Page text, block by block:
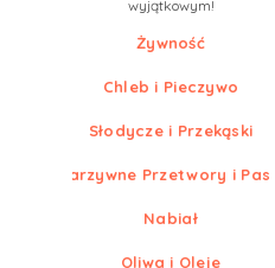
wyjątkowym!
Żywność
Chleb i Pieczywo
Słodycze i Przekąski
Warzywne Przetwory i
Nabiał
Oliwa i Oleje